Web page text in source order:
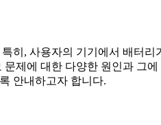
히, 사용자의 기기에서 배터리
제에 대한 다양한 원인과 그에
안내하고자 합니다.